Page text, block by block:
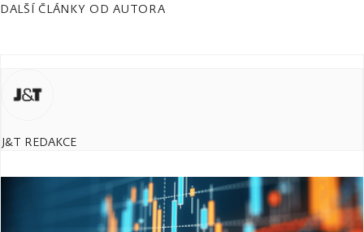
DALŠÍ ČLÁNKY OD AUTORA
J&T REDAKCE